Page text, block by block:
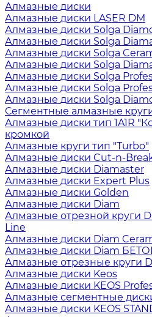
Алмазные диски
Алмазные диски LASER DM
Алмазные диски Solga
Алмазные диски Solga
Алмазные диски Solga
Алмазные диски Solga
Алмазные диски Solga
Алмазные диски Solga
Алмазные диски Solga
Сегментные алмазные круги
Алмазные диски тип 1A1R
кромкой
Алмазные круги тип "Turbo"
Алмазные диски Cut-n-
Алмазные диски Diamaster
Алмазные диски Expert Plus
Алмазные диски Golden
Алмазные диски Diam
Алмазные отрезной круги
Line
Алмазные диски Diam
Алмазные диски Diam
Алмазные отрезные круги
Алмазные диски Keos
Алмазные диски KEOS
Алмазные сегментные
Алмазные диски KEOS